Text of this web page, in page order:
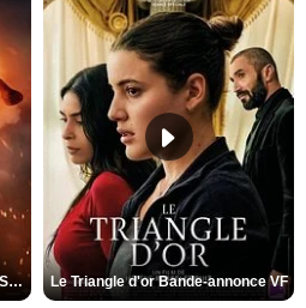
L'Odyssée Bande-annonce VO STFR Le Triangle d'or Bande-annonce VF